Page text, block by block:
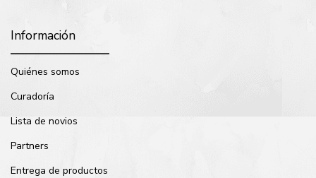
Información
Quiénes somos
Curadoría
Lista de novios
Partners
Entrega de productos